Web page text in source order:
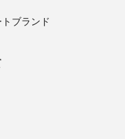
ブランド